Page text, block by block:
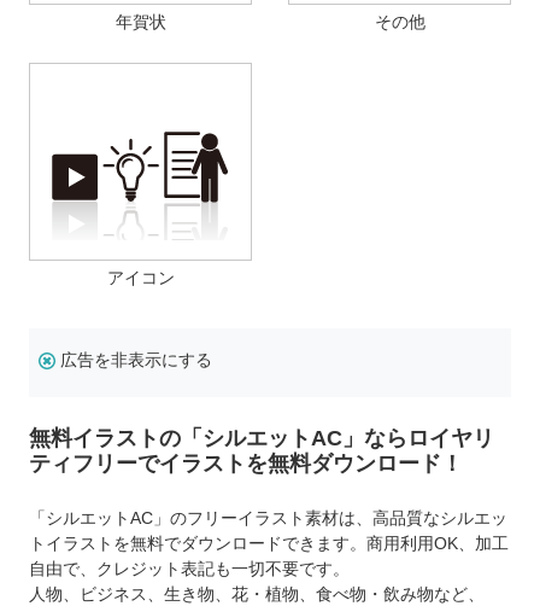
年賀状 その他
アイコン
広告を非表示にする
無料イラストの「シルエットAC」ならロイヤリ
ティフリーでイラストを無料ダウンロード！
「シルエットAC」のフリーイラスト素材は、高品質なシルエッ
トイラストを無料でダウンロードできます。商用利用OK、加工
自由で、クレジット表記も一切不要です。
人物、ビジネス、生き物、花・植物、食べ物・飲み物など、